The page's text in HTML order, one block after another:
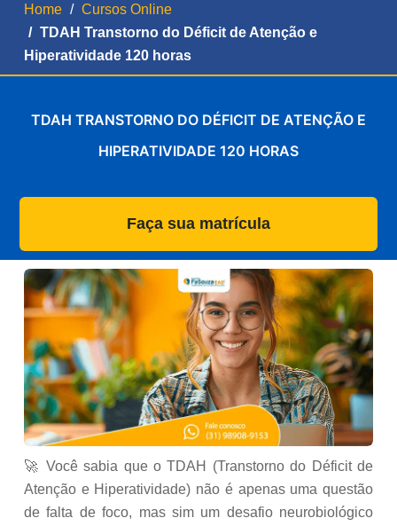
Home
Cursos Online
TDAH Transtorno do Déficit de Atenção e
Hiperatividade 120 horas
TDAH TRANSTORNO DO DÉFICIT DE ATENÇÃO E
HIPERATIVIDADE 120 HORAS
Faça sua matrícula
🚀 Você sabia que o TDAH (Transtorno do Déficit de
Atenção e Hiperatividade) não é apenas uma questão
de falta de foco, mas sim um desafio neurobiológico